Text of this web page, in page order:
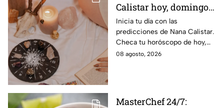
Calistar hoy, domingo 9
de agosto: estos signos
tendrán ingresos extra
Inicia tu día con las
predicciones de Nana Calistar.
Checa tu horóscopo de hoy,
domingo 9 de agosto, y
08 agosto, 2026
MasterChef 24/7: